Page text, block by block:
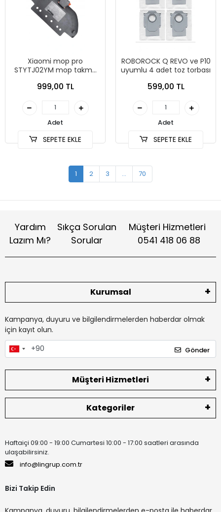
Xiaomi mop pro
STYTJ02YM mop takma
999,00 TL
Adet
SEPETE EKLE
ROBOROCK Q REVO ve P10
uyumlu 4 adet toz torbası
599,00 TL
Adet
SEPETE EKLE
1 2 3 ... 70
Yardım
Lazım Mı?
Sıkça Sorulan
Sorular
Müşteri Hizmetleri
0541 418 06 88
Kurumsal
Kampanya, duyuru ve bilgilendirmelerden haberdar olmak
için kayıt olun.
Gönder
Müşteri Hizmetleri
Kategoriler
Haftaiçi 09:00 - 19:00 Cumartesi 10:00 - 17:00 saatleri arasında
ulaşabilirsiniz.
info@lingrup.com.tr
Bizi Takip Edin